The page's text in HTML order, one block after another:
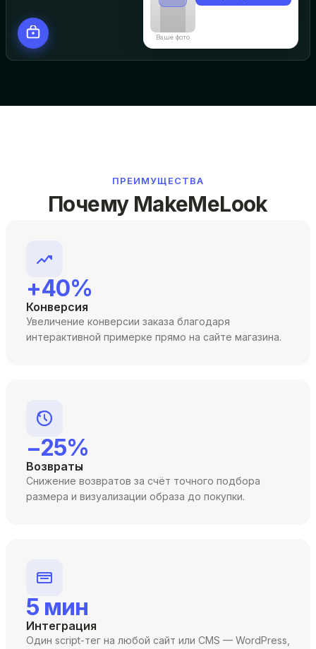
Ваше фото
ПРЕИМУЩЕСТВА
Почему MakeMeLook
+40%
Конверсия
Увеличение конверсии заказа благодаря
интерактивной примерке прямо на сайте магазина.
−25%
Возвраты
Снижение возвратов за счёт точного подбора
размера и визуализации образа до покупки.
5 мин
Интеграция
Один script-тег на любой сайт или CMS — WordPress,